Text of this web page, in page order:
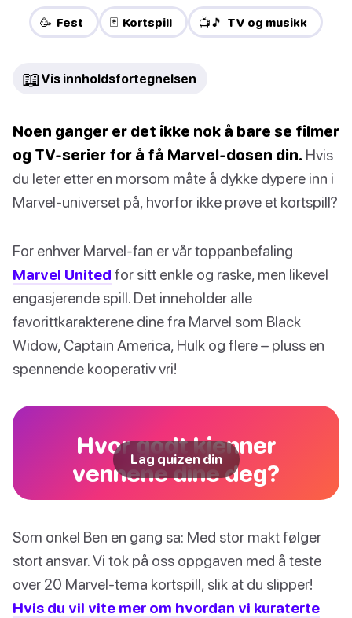
🥳 Fest 🃏 Kortspill 📺🎵 TV og musikk
📖 Vis innholdsfortegnelsen
Noen ganger er det ikke nok å bare se filmer
og TV-serier for å få Marvel-dosen din. Hvis
du leter etter en morsom måte å dykke dypere inn i
Marvel-universet på, hvorfor ikke prøve et kortspill?
For enhver Marvel-fan er vår toppanbefaling
Marvel United for sitt enkle og raske, men likevel
engasjerende spill. Det inneholder alle
favorittkarakterene dine fra Marvel som Black
Widow, Captain America, Hulk og flere – pluss en
spennende kooperativ vri!
Hvor godt kjenner
vennene dine deg?
Lag quizen din
Som onkel Ben en gang sa: Med stor makt følger
stort ansvar. Vi tok på oss oppgaven med å teste
over 20 Marvel-tema kortspill, slik at du slipper!
Hvis du vil vite mer om hvordan vi kuraterte